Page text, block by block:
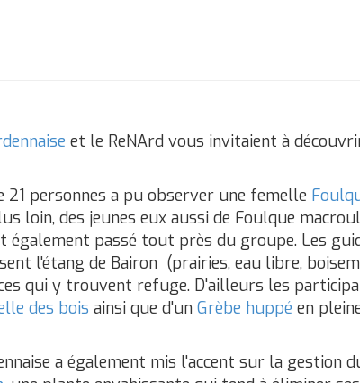
et le ReNArd vous invitaient à
personnes a pu observer une femelle
loin, des jeunes eux aussi de Foulque
également passé tout près du groupe. Les
l'étang de Bairon (prairies, eau libre,
qui y trouvent refuge. D'ailleurs les
des bois ainsi que d'un Grèbe huppé en
a également mis l'accent sur la gestion